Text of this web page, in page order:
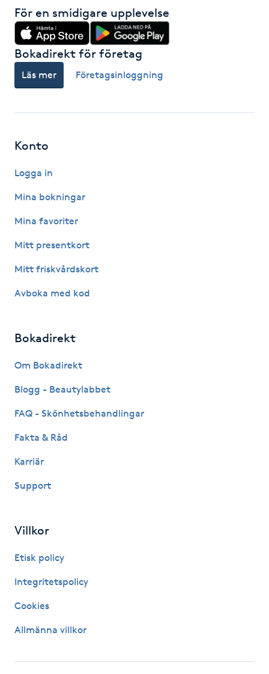
K18
Katun fransar
Kemisk peeling
Kinesiologi
Kiropraktik
Klangmassage
Koppningsmassage
Kroppsinpackning
Käkledsbehandling
Kärlbehandling
För en smidigare upplevelse
Bokadirekt för företag
Läs mer Företagsinloggning
Konto
Logga in
Mina bokningar
Mina favoriter
Mitt presentkort
Mitt friskvårdskort
Avboka med kod
Bokadirekt
Om Bokadirekt
Blogg - Beautylabbet
FAQ - Skönhetsbehandlingar
Fakta & Råd
Karriär
Support
Villkor
Etisk policy
Integritetspolicy
Cookies
Allmänna villkor